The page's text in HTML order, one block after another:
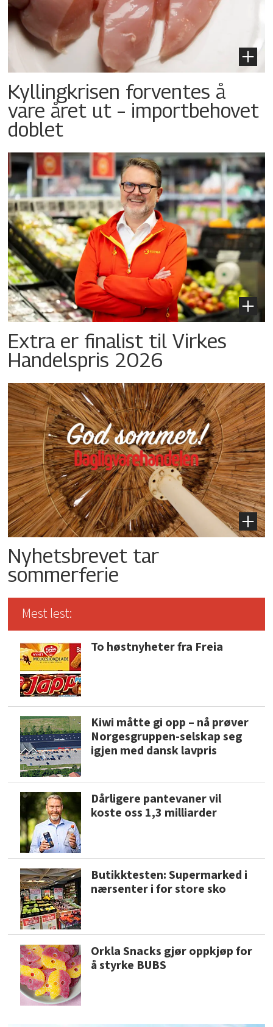
Kyllingkrisen forventes å
vare året ut – importbehovet
doblet
Extra er finalist til Virkes
Handelspris 2026
Nyhetsbrevet tar
sommerferie
Mest lest:
To høstnyheter fra Freia
Kiwi måtte gi opp – nå prøver
Norgesgruppen-selskap seg
igjen med dansk lavpris
Dårligere pantevaner vil
koste oss 1,3 milliarder
Butikktesten: Supermarked i
nærsenter i for store sko
Orkla Snacks gjør oppkjøp for
å styrke BUBS